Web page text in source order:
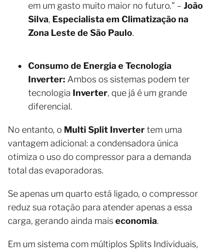
em um gasto muito maior no futuro." – João
Silva, Especialista em Climatização na
Zona Leste de São Paulo.
Consumo de Energia e Tecnologia
Inverter: Ambos os sistemas podem ter
tecnologia Inverter, que já é um grande
diferencial.
No entanto, o Multi Split Invertertem uma
vantagem adicional: a condensadora única
otimiza o uso do compressor para a demanda
total das evaporadoras.
Se apenas um quarto está ligado, o compressor
reduz sua rotação para atender apenas a essa
carga, gerando ainda maiseconomia.
Em um sistema com múltiplos Splits Individuais,